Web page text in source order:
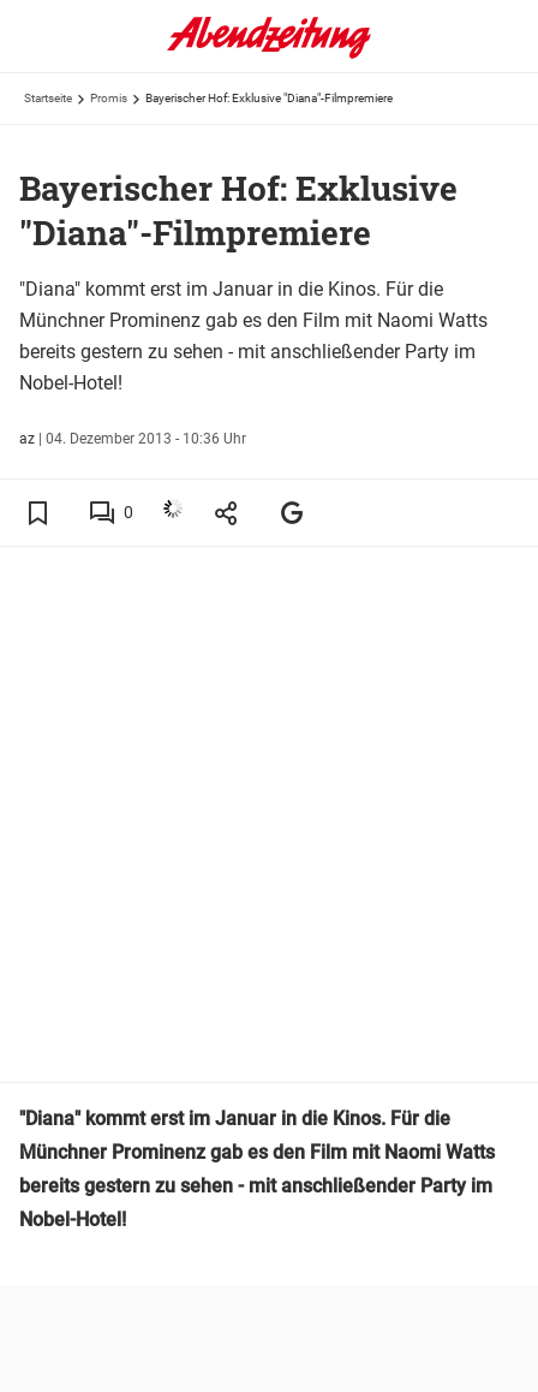
Startseite Promis Bayerischer Hof: Exklusive "Diana"-Filmpremiere
Bayerischer Hof: Exklusive
"Diana"-Filmpremiere
"Diana" kommt erst im Januar in die Kinos. Für die
Münchner Prominenz gab es den Film mit Naomi Watts
bereits gestern zu sehen - mit anschließender Party im
Nobel-Hotel!
az | 04. Dezember 2013 - 10:36 Uhr
0
"Diana" kommt erst im Januar in die Kinos. Für die
Münchner Prominenz gab es den Film mit Naomi Watts
bereits gestern zu sehen - mit anschließender Party im
Nobel-Hotel!